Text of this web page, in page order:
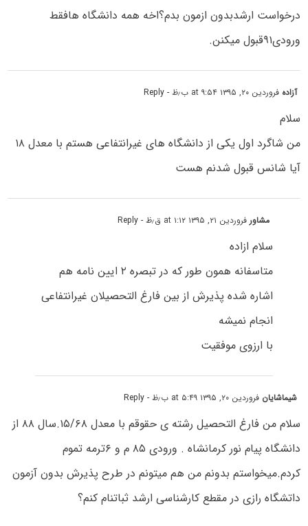
درخواست ارشدبدون ازمون بدم؟اخه همه دانشگاه هافقط
ورودی۹۱قبول میکنن.
آزاده فروردین ۲۰, ۱۳۹۵ at ۹:۵۴ ب٫ظ - Reply
سلام
من شاگرد اول یکی از دانشگاه های غیرانتفاعی هستم با معدل ۱۸
آیا شانس قبول شدنم هست
مشاور فروردین ۲۱, ۱۳۹۵ at ۱:۱۲ ق٫ظ - Reply
سلام ازاده
متاسفانه همون طور که در تبصره ۲ ایین نامه هم
اشاره شده پذیرش از بین فارغ التحصیلان غیرانتفاعی
انجام نمیشه
با ارزوی موفقیت
شیماشایان فروردین ۲۰, ۱۳۹۵ at ۵:۴۹ ب٫ظ - Reply
سلام من فارغ التحصیل رشته ی حقوقم با معدل ۱۵/۶۸.سال ۸۸ از
دانشگاه پیام نور کرمانشاه . ورودی ۸۵ م و ۶ترمه تموم
کردم.میخواستم بدونم من هم میتونم در طرح پذیرش بدون آزمون
داتشگاه رازی در مقطع کارشناسی ارشد ثباتنام کنم؟